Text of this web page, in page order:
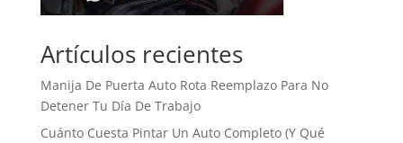
Artículos recientes
Manija De Puerta Auto Rota Reemplazo Para No
Detener Tu Día De Trabajo
Cuánto Cuesta Pintar Un Auto Completo (Y Qué